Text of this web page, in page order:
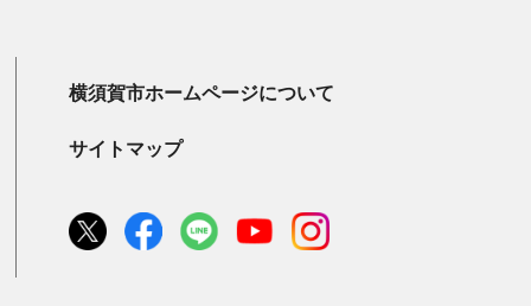
横須賀市ホームページについて
サイトマップ